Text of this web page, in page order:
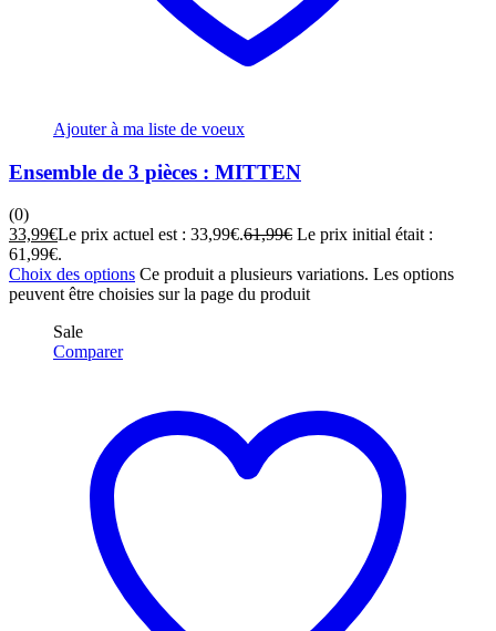
Ajouter à ma liste de voeux
Ensemble de 3 pièces : MITTEN
(0)
33,99€Le prix actuel est : 33,99€.61,99€ Le prix initial était :
61,99€.
Choix des options Ce produit a plusieurs variations. Les options
peuvent être choisies sur la page du produit
Sale
Comparer